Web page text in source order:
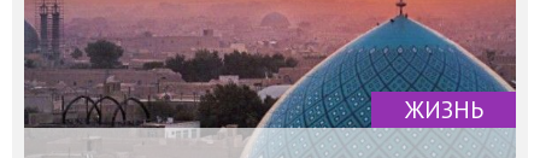
ЖИЗНЬ